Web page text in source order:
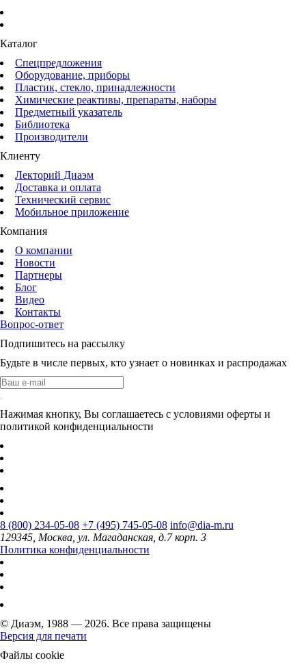
Каталог
Спецпредложения
Оборудование, приборы
Пластик, стекло, принадлежности
Химические реактивы, препараты, наборы
Предметный указатель
Библиотека
Производители
Клиенту
Лекторий Диаэм
Доставка и оплата
Технический сервис
Мобильное приложение
Компания
О компании
Новости
Партнеры
Блог
Видео
Контакты
Вопрос-ответ
Подпишитесь на рассылку
Будьте в числе первых, кто узнает о новинках и распродажах
Нажимая кнопку, Вы соглашаетесь с условиями оферты и
политикой конфиденциальности
8 (800) 234-05-08 +7 (495) 745-05-08 info@dia-m.ru
129345, Москва, ул. Магаданская, д.7 корп. 3
Политика конфиденциальности
© Диаэм, 1988 — 2026. Все права защищены
Версия для печати
Файлы cookie